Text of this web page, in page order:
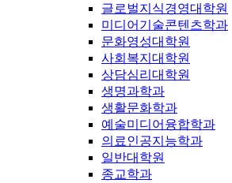
글로벌지식경영대학원
미디어기술콘텐츠학과
문화영성대학원
사회복지대학원
상담심리대학원
생명과학과
생활문화학과
예술미디어융합학과
의료인공지능학과
일반대학원
종교학과